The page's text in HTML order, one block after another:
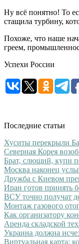
Ну всё понятно! То
стащила турбину,
Похоже, что наше
греем,
Успехи России
Последние статьи
Хуситы перекрыли
Северная Корея
Брат, слющий, купи
Москва наконец
Дружба с Киевом
Иран готов
ВСУ точно получат
Монтаж газового
Как организатору
Аренда складской
Украина должна
Виртуальная карта: